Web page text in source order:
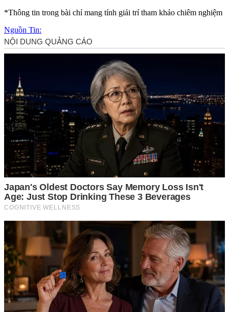
*Thông tin trong bài chỉ mang tính giải trí tham khảo chiêm nghiệm
Nguồn Tin: